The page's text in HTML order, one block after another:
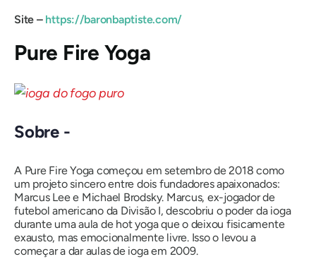
Site –https://baronbaptiste.com/
Pure Fire Yoga
Sobre -
A Pure Fire Yoga começou em setembro de 2018 como
um projeto sincero entre dois fundadores apaixonados:
Marcus Lee e Michael Brodsky. Marcus, ex-jogador de
futebol americano da Divisão I, descobriu o poder da ioga
durante uma aula de hot yoga que o deixou fisicamente
exausto, mas emocionalmente livre. Isso o levou a
começar a dar aulas de ioga em 2009.